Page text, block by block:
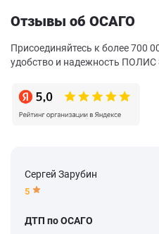
Отзывы об ОСАГО
Присоединяйтесь к более 700
удобство и надежность ПОЛИС
Сергей Зарубин
5
ДТП по ОСАГО